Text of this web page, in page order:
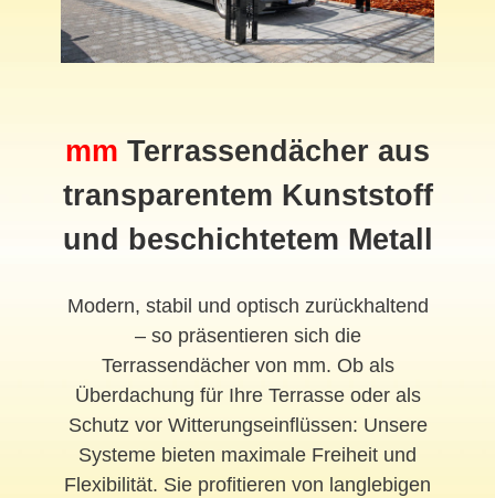
mm Terrassendächer aus
transparentem Kunststoff
und beschichtetem Metall
Modern, stabil und optisch zurückhaltend
– so präsentieren sich die
Terrassendächer von mm. Ob als
Überdachung für Ihre Terrasse oder als
Schutz vor Witterungseinflüssen: Unsere
Systeme bieten maximale Freiheit und
Flexibilität. Sie profitieren von langlebigen